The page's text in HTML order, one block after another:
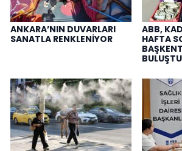
ANKARA’NIN DUVARLARI
SANATLA RENKLENİYOR
ABB,
HAFTA